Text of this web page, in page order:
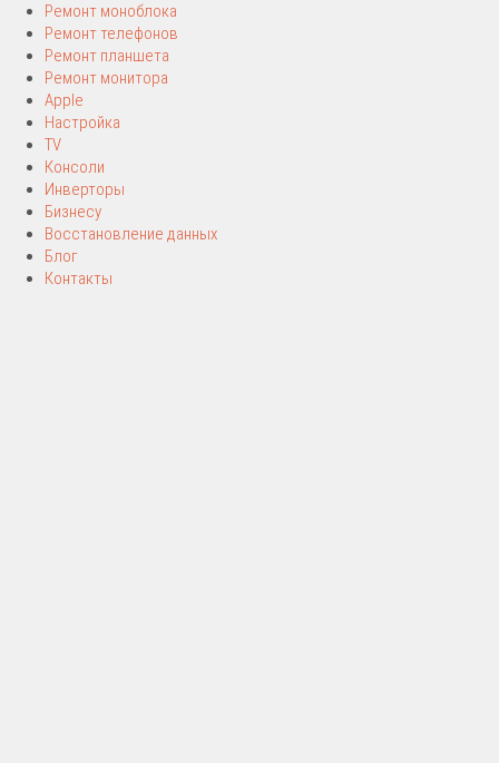
Ремонт моноблока
Ремонт телефонов
Ремонт планшета
Ремонт монитора
Apple
Настройка
TV
Консоли
Инверторы
Бизнесу
Восстановление данных
Блог
Контакты